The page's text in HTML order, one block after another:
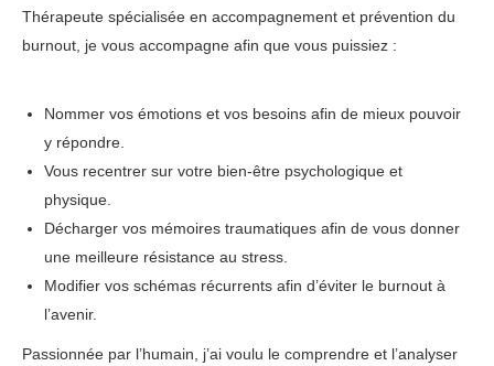
Thérapeute spécialisée en accompagnement et prévention du
burnout, je vous accompagne afin que vous puissiez :
Nommer vos émotions et vos besoins afin de mieux pouvoir
y répondre.
Vous recentrer sur votre bien-être psychologique et
physique.
Décharger vos mémoires traumatiques afin de vous donner
une meilleure résistance au stress.
Modifier vos schémas récurrents afin d’éviter le burnout à
l’avenir.
Passionnée par l’humain, j’ai voulu le comprendre et l’analyser